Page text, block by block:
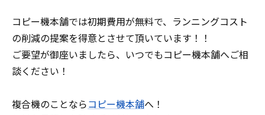
コピー機本舗では初期費用が無料で、ランニングコスト
の削減の提案を得意とさせて頂いています！！
ご要望が御座いましたら、いつでもコピー機本舗へご相
談ください！
複合機のことなら コピー機本舗へ！